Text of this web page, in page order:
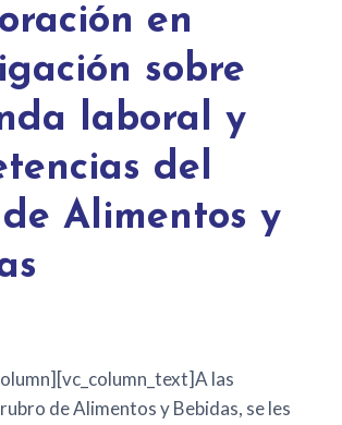
en
sobre
laboral y
del
Alimentos y
las
de Alimentos y Bebidas, se les